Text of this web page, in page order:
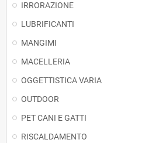
IRRORAZIONE
LUBRIFICANTI
MANGIMI
MACELLERIA
OGGETTISTICA VARIA
OUTDOOR
PET CANI E GATTI
RISCALDAMENTO